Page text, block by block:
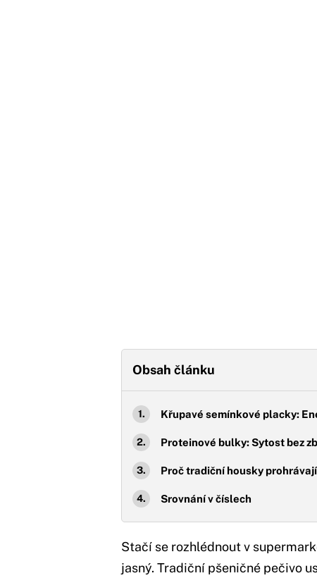
Obsah článku
Křupavé semínkové placky:
Proteinové bulky: Sytost bez
Proč tradiční housky
Srovnání v číslech
Stačí se rozhlédnout v
jasný. Tradiční pšeničné pečivo